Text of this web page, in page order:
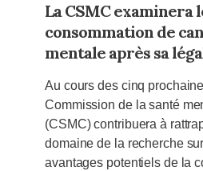
La CSMC examinera
consommation de
mentale après sa
Au cours des cinq
Commission de la santé
(CSMC) contribuera à
domaine de la recherche
avantages potentiels de la